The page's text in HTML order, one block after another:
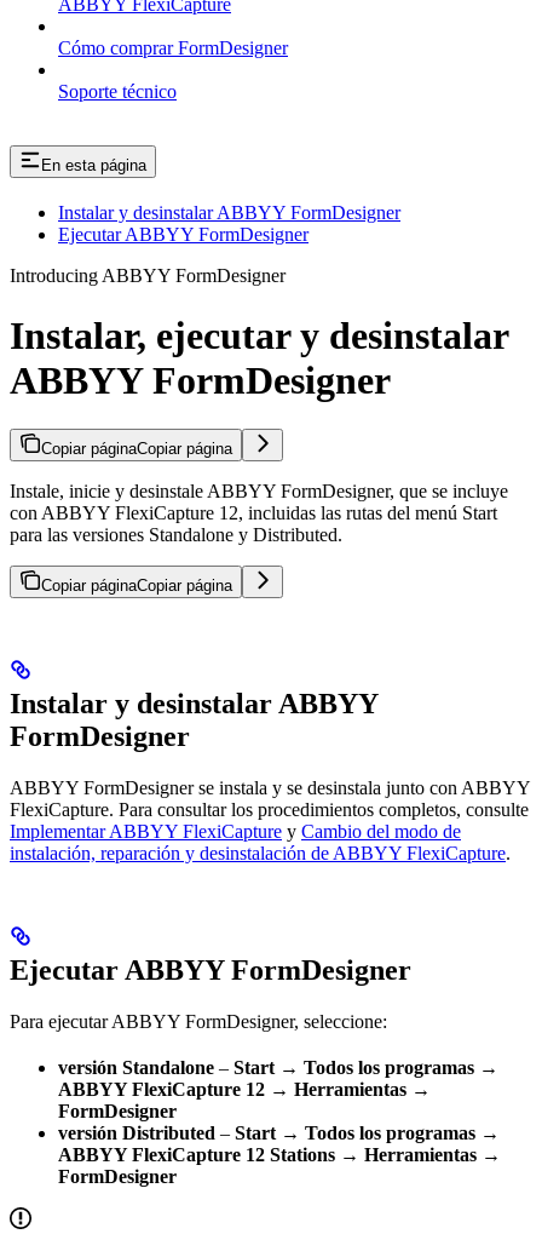
Cómo comprar FormDesigner
Soporte técnico
En esta página
Instalar y desinstalar ABBYY FormDesigner
Ejecutar ABBYY FormDesigner
Introducing ABBYY FormDesigner
Instalar, ejecutar y desinstalar
ABBYY FormDesigner
Copiar páginaCopiar página
Instale, inicie y desinstale ABBYY FormDesigner, que se incluye
con ABBYY FlexiCapture 12, incluidas las rutas del menú Start
para las versiones Standalone y Distributed.
Copiar páginaCopiar página
Instalar y desinstalar ABBYY
FormDesigner
ABBYY FormDesigner se instala y se desinstala junto con ABBYY
FlexiCapture. Para consultar los procedimientos completos, consulte
Implementar ABBYY FlexiCapture y Cambio del modo de
instalación, reparación y desinstalación de ABBYY FlexiCapture.
Ejecutar ABBYY FormDesigner
Para ejecutar ABBYY FormDesigner, seleccione:
versión Standalone – Start → Todos los programas →
ABBYY FlexiCapture 12 → Herramientas →
FormDesigner
versión Distributed – Start → Todos los programas →
ABBYY FlexiCapture 12 Stations → Herramientas →
FormDesigner